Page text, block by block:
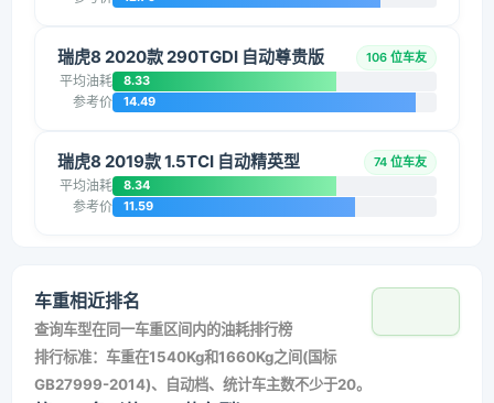
瑞虎8 2020款 290TGDI 自动尊贵版 106 位车友
平均油耗 8.33
参考价 14.49
瑞虎8 2019款 1.5TCI 自动精英型 74 位车友
平均油耗 8.34
参考价 11.59
车重相近排名
查询车型在同一车重区间内的油耗排行榜
排行标准：车重在1540Kg和1660Kg之间(国标
GB27999-2014)、自动档、统计车主数不少于20。